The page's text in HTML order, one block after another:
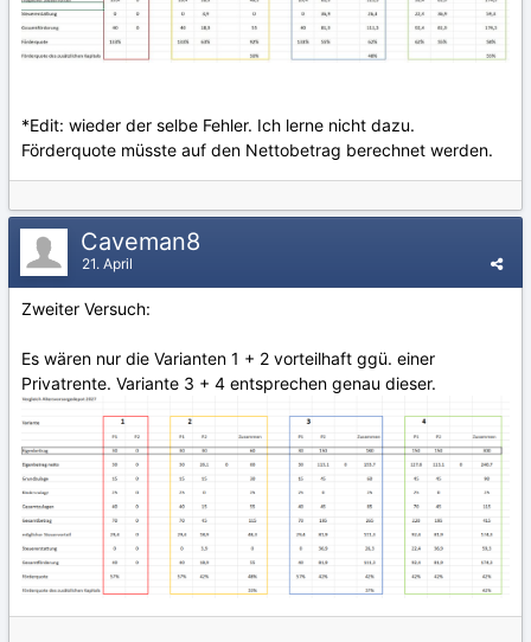
*Edit: wieder der selbe Fehler. Ich lerne nicht dazu.
Förderquote müsste auf den Nettobetrag berechnet werden.
Caveman8
21. April
Zweiter Versuch:
Es wären nur die Varianten 1 + 2 vorteilhaft ggü. einer
Privatrente. Variante 3 + 4 entsprechen genau dieser.